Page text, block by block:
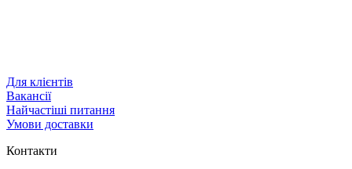
Для клієнтів
Вакансії
Найчастіші питання
Умови доставки
Контакти